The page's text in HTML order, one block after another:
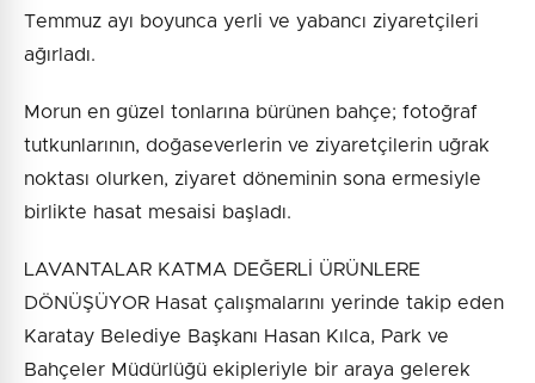
Temmuz ayı boyunca yerli ve yabancı ziyaretçileri
ağırladı.
Morun en güzel tonlarına bürünen bahçe; fotoğraf
tutkunlarının, doğaseverlerin ve ziyaretçilerin uğrak
noktası olurken, ziyaret döneminin sona ermesiyle
birlikte hasat mesaisi başladı.
LAVANTALAR KATMA DEĞERLİ ÜRÜNLERE
DÖNÜŞÜYOR Hasat çalışmalarını yerinde takip eden
Karatay Belediye Başkanı Hasan Kılca, Park ve
Bahçeler Müdürlüğü ekipleriyle bir araya gelerek